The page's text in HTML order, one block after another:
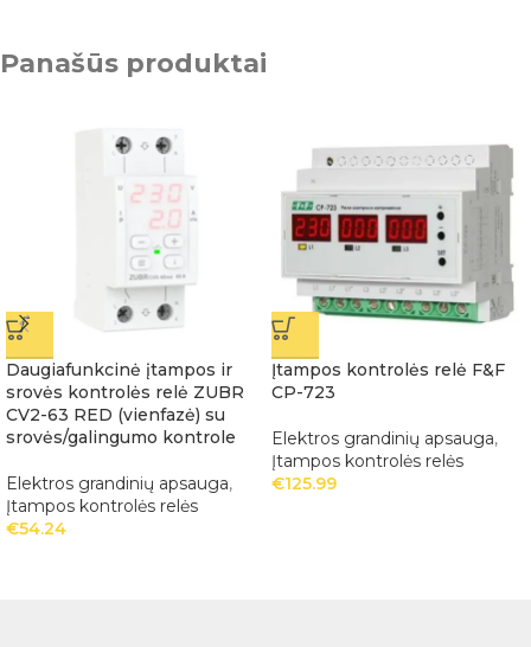
Panašūs produktai
Daugiafunkcinė įtampos ir
srovės kontrolės relė ZUBR
CV2-63 RED (vienfazė) su
srovės/galingumo kontrole
Elektros grandinių apsauga,
Įtampos kontrolės relės
€54.24
Įtampos kontrolės relė F&F
CP-723
Elektros grandinių apsauga,
Įtampos kontrolės relės
€125.99